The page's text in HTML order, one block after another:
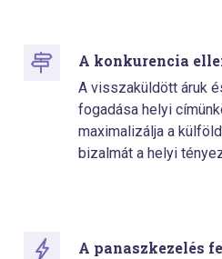
A konkurencia
A visszaküldött áruk
fogadása helyi
maximalizálja a
bizalmát a helyi
A panaszkezelés